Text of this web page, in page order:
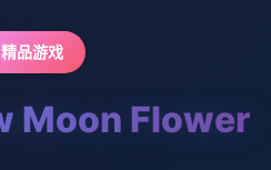
精品游戏
Moon Flower